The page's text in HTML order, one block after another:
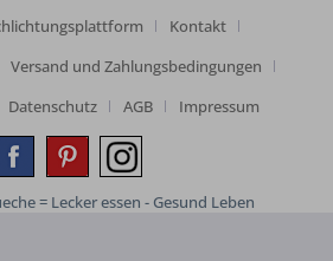
Kontakt
Versand und Zahlungsbedingungen
Datenschutz AGB Impressum
= Lecker essen - Gesund Leben